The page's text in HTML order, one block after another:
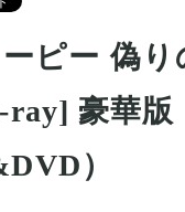
ピー 偽り
ray] 豪華版
）